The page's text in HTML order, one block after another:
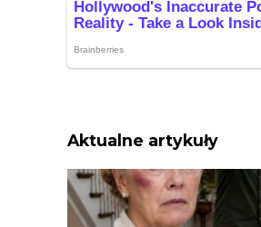
Aktualne artykuły